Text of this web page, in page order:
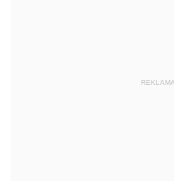
REKLAMA